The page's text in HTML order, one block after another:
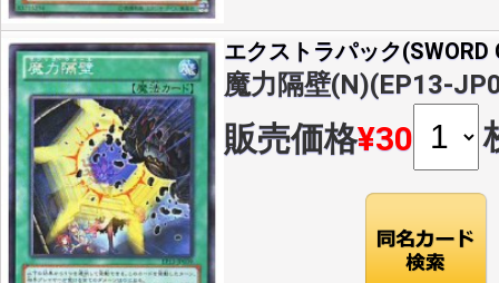
エクストラパック(SWORD
魔力隔壁(N)(EP13-
販売価格¥30